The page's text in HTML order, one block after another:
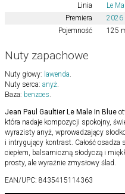
Linia
Le
Premiera
2026
Pojemność
125
Nuty zapachowe
Nuty głowy: lawenda
Nuty serca: anyż
Baza: benzoes
Jean Paul Gaultier Le Male In Blue
która nadaje kompozycji spokojny,
wyrazisty anyż, wprowadzający
i intrygujący kontrast. Całość osadza
ciepłem, balsamiczną słodyczą i
prosty, ale wyraźnie zmysłowy ślad.
EAN/UPC: 8435415114363